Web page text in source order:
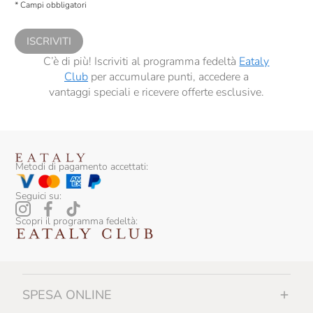
comunicazioni commerciali personalizzate, in caso di consenso prestato ai
* Campi obbligatori
ISCRIVITI
C’è di più! Iscriviti al programma fedeltà Eataly
Clubper accumulare punti, accedere a
vantaggi speciali e ricevere offerte esclusive.
Metodi di pagamento accettati:
Seguici su:
Scopri il programma fedeltà:
SPESA ONLINE